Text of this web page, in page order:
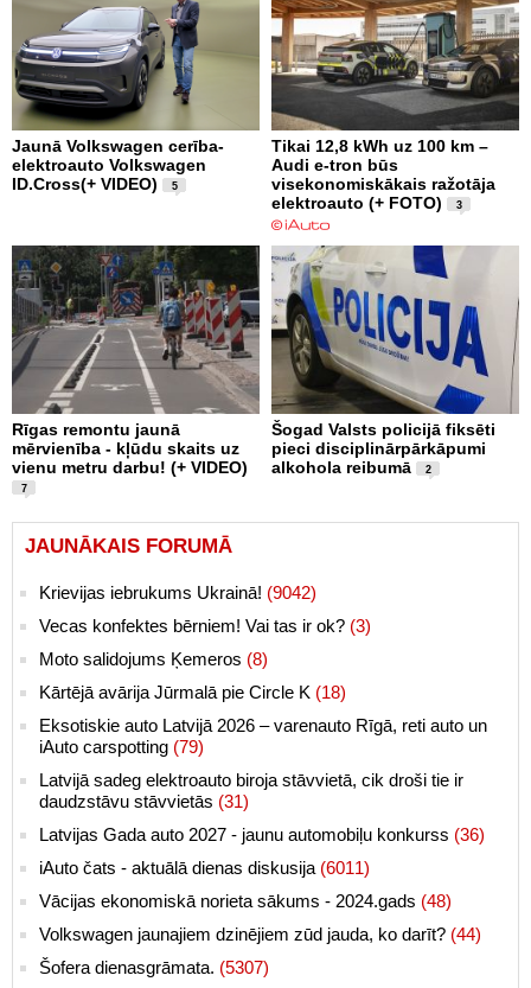
Jaunā Volkswagen cerība-
elektroauto Volkswagen
ID.Cross(+ VIDEO)
5
Tikai 12,8 kWh uz 100 km –
Audi e-tron būs
visekonomiskākais ražotāja
elektroauto (+ FOTO)
3
Rīgas remontu jaunā
mērvienība - kļūdu skaits uz
vienu metru darbu! (+ VIDEO)
7
Šogad Valsts policijā fiksēti
pieci disciplinārpārkāpumi
alkohola reibumā
2
JAUNĀKAIS FORUMĀ
Krievijas iebrukums Ukrainā! (9042)
Vecas konfektes bērniem! Vai tas ir ok? (3)
Moto salidojums Ķemeros (8)
Kārtējā avārija Jūrmalā pie Circle K (18)
Eksotiskie auto Latvijā 2026 – varenauto Rīgā, reti auto un
iAuto carspotting (79)
Latvijā sadeg elektroauto biroja stāvvietā, cik droši tie ir
daudzstāvu stāvvietās (31)
Latvijas Gada auto 2027 - jaunu automobiļu konkurss (36)
iAuto čats - aktuālā dienas diskusija (6011)
Vācijas ekonomiskā norieta sākums - 2024.gads (48)
Volkswagen jaunajiem dzinējiem zūd jauda, ko darīt? (44)
Šofera dienasgrāmata. (5307)